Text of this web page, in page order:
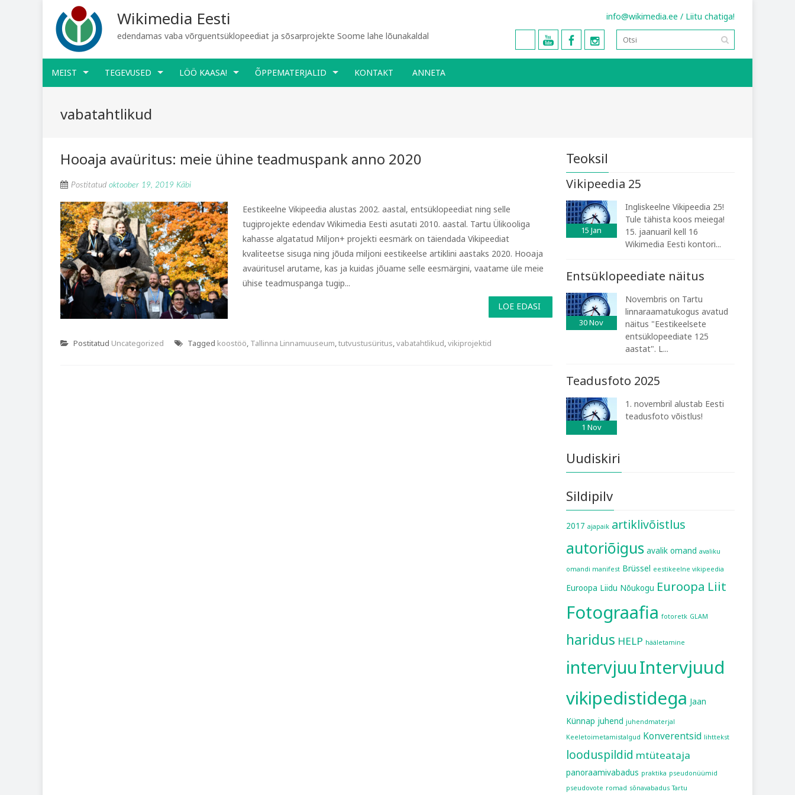
Wikimedia Eesti
edendamas vaba võrguentsüklopeediat ja sõsarprojekte Soome lahe lõunakaldal
info@wikimedia.ee / Liitu chatiga!
MEIST TEGEVUSED LÖÖ KAASA! ÕPPEMATERJALID KONTAKT ANNETA
vabatahtlikud
Hooaja avaüritus: meie ühine teadmuspank anno 2020
Postitatud oktoober 19, 2019 Käbi
Eestikeelne Vikipeedia alustas 2002. aastal, entsüklopeediat ning selle
tugiprojekte edendav Wikimedia Eesti asutati 2010. aastal. Tartu Ülikooliga
kahasse algatatud Miljon+ projekti eesmärk on täiendada Vikipeediat
kvaliteetse sisuga ning jõuda miljoni eestikeelse artiklini aastaks 2020. Hooaja
avaüritusel arutame, kas ja kuidas jõuame selle eesmärgini, vaatame üle meie
ühise teadmuspanga tugip...
LOE EDASI
Postitatud Uncategorized Tagged koostöö, Tallinna Linnamuuseum,tutvustusüritus,vabatahtlikud,vikiprojektid
Teoksil
Vikipeedia 25
15 Jan
Ingliskeelne Vikipeedia 25!
Tule tähista koos meiega!
15. jaanuaril kell 16
Wikimedia Eesti kontori...
Entsüklopeediate näitus
30Nov
Novembris on Tartu
linnaraamatukogus avatud
näitus "Eestikeelsete
entsüklopeediate 125
aastat". L...
Teadusfoto 2025
1 Nov
1. novembril alustab Eesti
teadusfoto võistlus!
Uudiskiri
Sildipilv
2017 ajapaik artiklivõistlus
autoriõigus avalik omand avaliku
omandi manifest Brüssel eestikeelne vikipeedia
Euroopa Liidu Nõukogu Euroopa Liit
Fotograafia fotoretk GLAM
haridus HELP hääletamine
intervjuuIntervjuud
vikipedistidega Jaan
Künnap juhend juhendmaterjal
Keeletoimetamistalgud Konverentsid lihttekst
looduspildid mtüteataja
panoraamivabadus praktika pseudonüümid
pseudovote romad sõnavabadus Tartu